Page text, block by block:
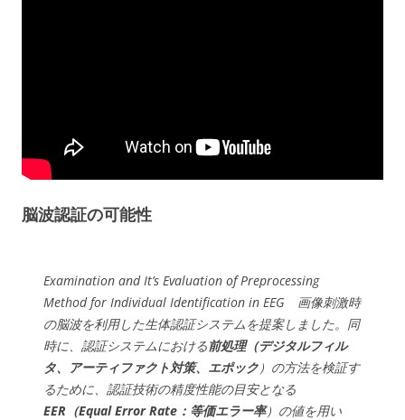
脳波認証の可能性
Examination and It’s Evaluation of Preprocessing
Method for Individual Identification in EEG 画像刺激時
の脳波を利用した生体認証システムを提案しました。同
時に、認証システムにおける前処理（デジタルフィル
タ、アーティファクト対策、エポック）の方法を検証す
るために、認証技術の精度性能の目安となる
EER（Equal Error Rate：等価エラー率）の値を用い